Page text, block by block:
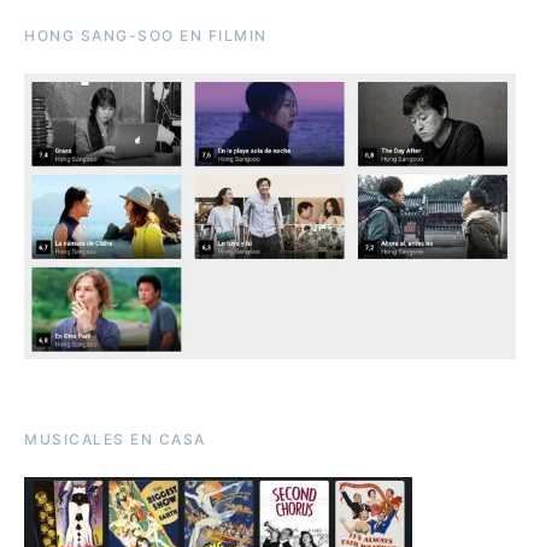
HONG SANG-SOO EN FILMIN
MUSICALES EN CASA